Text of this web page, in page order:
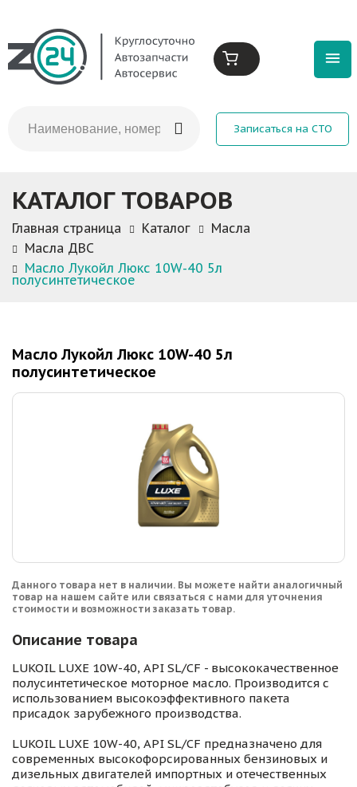
Записаться на СТО
КАТАЛОГ ТОВАРОВ
Главная страница Каталог
Масла
Масла ДВС
Масло Лукойл Люкс 10W-40 5л
полусинтетическое
Масло Лукойл Люкс 10W-40 5л
полусинтетическое
Данного товара нет в наличии. Вы можете найти аналогичный
товар на нашем сайте или связаться с нами для уточнения
стоимости и возможности заказать товар.
Описание товара
LUKOIL LUXE 10W-40, API SL/CF - высококачественное
полусинтетическое моторное масло. Производится с
использованием высокоэффективного пакета
присадок зарубежного производства.
LUKOIL LUXE 10W-40, API SL/CF предназначено для
современных высокофорсированных бензиновых и
дизельных двигателей импортных и отечественных